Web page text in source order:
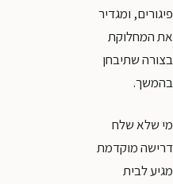
פיגורים, ומגדיר
את המחלוקת
בצורה שתיבחן
בהמשך.
מי שלא שלח
דרישה מוקדמת
מגיע לבית